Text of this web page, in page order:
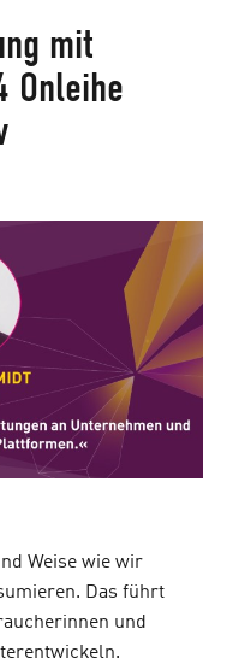
mit
Onleihe
Weise wie wir
Das führt
und